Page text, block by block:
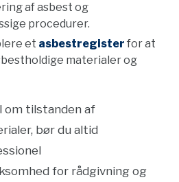
af asbest og
procedurer.
et asbestregister for at
materialer og
om tilstanden af
bør du altid
for rådgivning og